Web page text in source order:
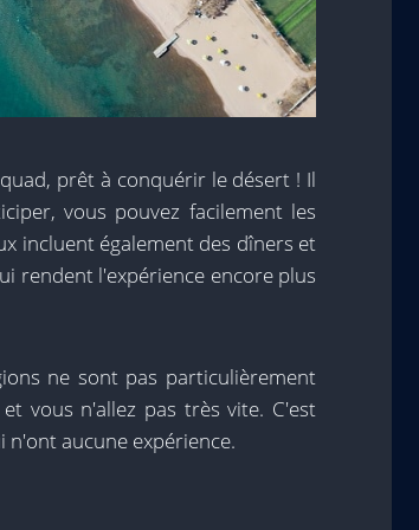
prêt à conquérir le désert ! Il
vous pouvez facilement les
incluent également des dîners et
rendent l'expérience encore plus
ne sont pas particulièrement
vous n'allez pas très vite. C'est
aucune expérience.